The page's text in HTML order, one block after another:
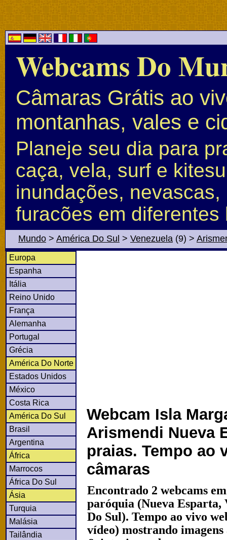
Webcams Do
Câmaras Grátis ao
montanhas, vales e
Planeje seu dia para
caça, vela, surf e
inundações,
furacões em
Mundo > América Do Sul > Venezuela (9) >
Europa
Espanha
Itália
Reino Unido
França
Alemanha
Portugal
Grécia
América Do Norte
Estados Unidos
México
Costa Rica
América Do Sul
Brasil
Argentina
África
Marrocos
África Do Sul
Ásia
Turquia
Malásia
Tailândia
Webcam Isla
Arismendi Nueva
praias. Tempo ao
câmaras
Encontrado 2 webcams
paróquia (Nueva Esparta,
Do Sul). Tempo ao vivo
vídeo) mostrando